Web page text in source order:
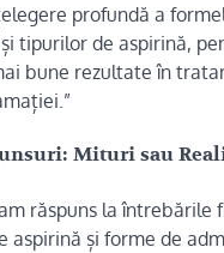
profundă a
tipurilor de aspirină,
bune rezultate în
Mituri sau
răspuns la întrebările
aspirină și forme de